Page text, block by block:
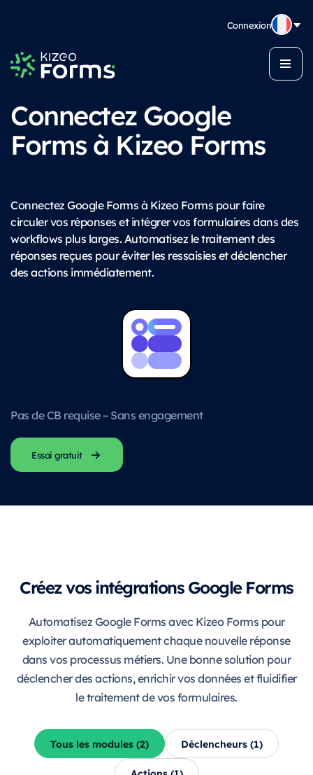
Connexion
Connectez Google
Forms à Kizeo Forms
Connectez Google Forms à Kizeo Forms pour faire
circuler vos réponses et intégrer vos formulaires dans des
workflows plus larges. Automatisez le traitement des
réponses reçues pour éviter les ressaisies et déclencher
des actions immédiatement.
Pas de CB requise – Sans engagement
Essai gratuit
Créez vos intégrations Google Forms
Automatisez Google Forms avec Kizeo Forms pour
exploiter automatiquement chaque nouvelle réponse
dans vos processus métiers. Une bonne solution pour
déclencher des actions, enrichir vos données et fluidifier
le traitement de vos formulaires.
Tous les modules (2) Déclencheurs (1)